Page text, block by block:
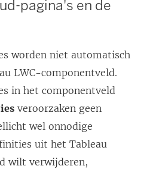
pagina's en de
worden niet automatisch
LWC-componentveld.
in het componentveld
veroorzaken geen
wel onnodige
uit het Tableau
wilt verwijderen,